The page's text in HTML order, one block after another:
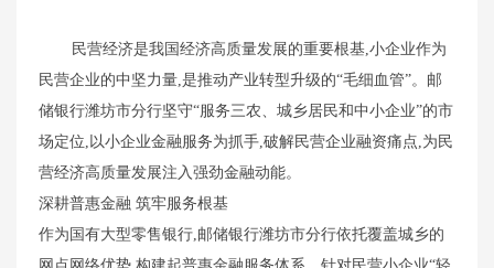
民营经济是我国经济高质量发展的重要根基,小企业作为
民营企业的中坚力量,是推动产业转型升级的“毛细血管”。邮
储银行潍坊市分行坚守“服务三农、城乡居民和中小企业”的市
场定位,以小企业金融服务为抓手,破解民营企业融资痛点,为民
营经济高质量发展注入强劲金融动能。
深耕普惠金融 筑牢服务根基
作为国有大型零售银行,邮储银行潍坊市分行依托覆盖城乡的